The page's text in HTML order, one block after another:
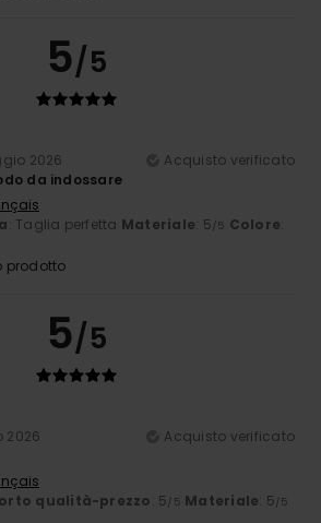
5/5
2026
Acquisto verificato
da indossare
: Taglia perfetta Materiale: 5 /5 Colore:
prodotto
5/5
2026
Acquisto verificato
qualità-prezzo: 5 /5 Materiale: 5 /5